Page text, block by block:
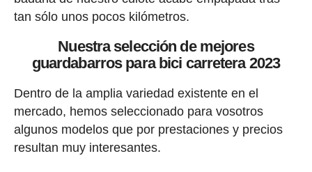
tan sólo unos pocos kilómetros.
Nuestra selección de mejores
guardabarros para bici carretera 2023
Dentro de la amplia variedad existente en el
mercado, hemos seleccionado para vosotros
algunos modelos que por prestaciones y precios
resultan muy interesantes.